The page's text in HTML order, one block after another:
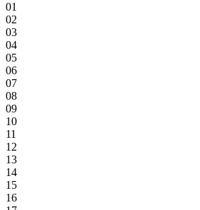
01
02
03
04
05
06
07
08
09
10
11
12
13
14
15
16